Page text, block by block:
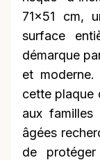
71x51 cm,
surface
démarque
et
cette plaque
aux familles
âgées
de